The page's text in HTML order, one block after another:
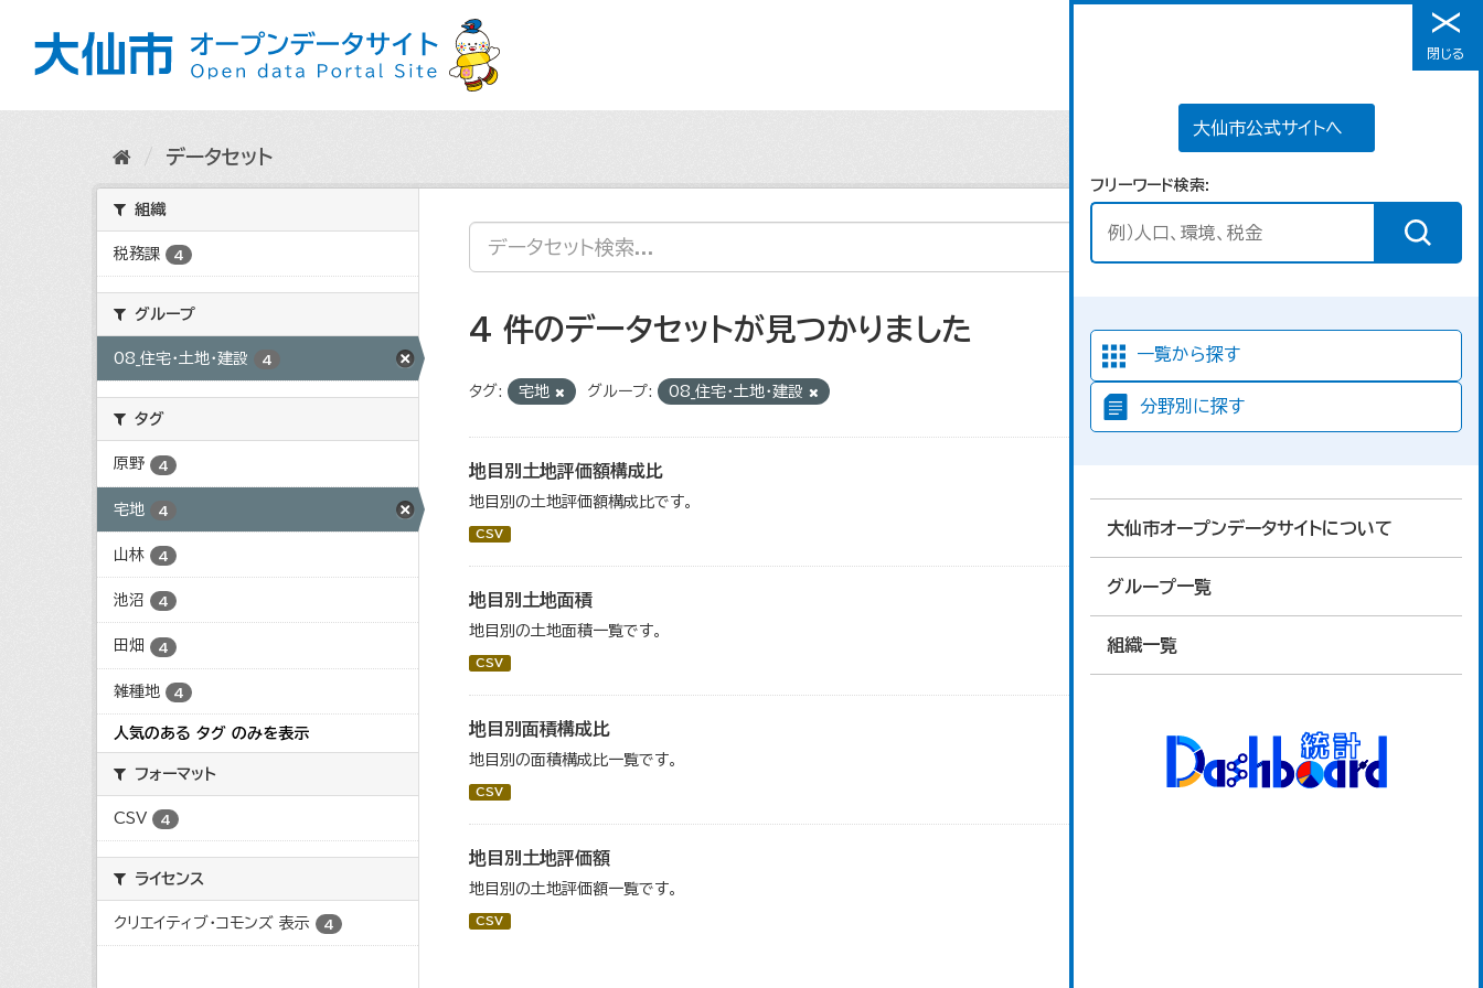
メニュー
大仙市公式サイトへ
フリーワード検索
一覧から探す
分野別に探す
大仙市オープンデータサイトについて
グループ一覧
組織一覧
閉じる
データセット
組織
税務課 4
グループ
08_住宅・土地・建設 4
タグ
原野 4
宅地 4
山林 4
池沼 4
田畑 4
雑種地 4
人気のある タグ のみを表示
フォーマット
CSV 4
ライセンス
クリエイティブ・コモンズ 表示 4
4 件のデータセットが見つかりました
タグ: 宅地 グループ: 08_住宅・土地・建設
地目別土地評価額構成比
地目別の土地評価額構成比です。
CSV
地目別土地面積
地目別の土地面積一覧です。
CSV
地目別面積構成比
地目別の面積構成比一覧です。
CSV
地目別土地評価額
地目別の土地評価額一覧です。
CSV